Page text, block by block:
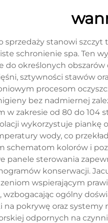
sprzedaży stanowi
schronienie spa. Ten
do określonych
sztywności stawów
procesom
bez nadmiernej
w zakresie od 80 do 104
wykorzystuje piankę
wody, co
schematom kolorów i
panele sterowania
konserwacji.
wspierającym
ogólny
na pokrywę oraz
odpornych na